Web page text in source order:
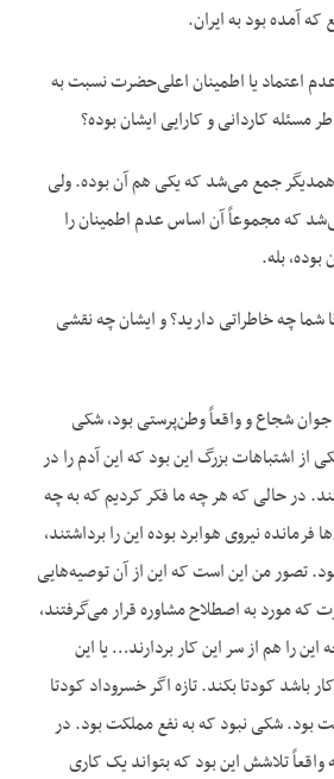
آمده بود به ایران.
اعتماد یا اطمینان اعلی‌حضرت نسبت به
مسئله کاردانی و کارایی ایشان بوده؟
جمع می‌شد که یکی هم آن بوده. ولی
که مجموعاً آن اساس عدم اطمینان را
بله.
شما چه خاطراتی دارید؟ و ایشان چه نقشی
شجاع و واقعاً وطن‌پرستی بود، شکی
از اشتباهات بزرگ این بود که این آدم را در
در حالی که هر چه ما فکر کردیم که به چه
نیروی هوابرد بوده این را برداشتند،
تصور من این است که این از آن توصیه‌‌هایی
که مورد به اصطلاح مشاوره قرار می‌گرفتند،
را هم از سر این کار بردارند… یا این
باشد کودتا بکند. تازه اگر خسروداد کودتا
بود. شکی نبود که به نفع مملکت بود. در
تلاشش این بود که بتواند یک کاری